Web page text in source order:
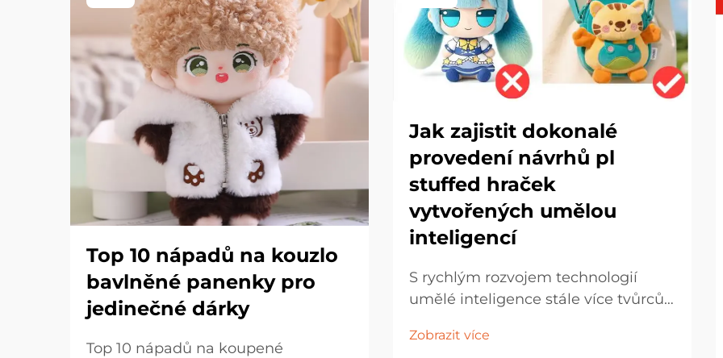
Top 10 nápadů na kouzlo
bavlněné panenky pro
jedinečné dárky
Top 10 nápadů na koupené
Jak zajistit dokonalé
provedení návrhů pl
stuffed hraček
vytvořených umělou
inteligencí
S rychlým rozvojem technologií
umělé inteligence stále více tvůrců
sériovou výrobu plush hraček. Při
Zobrazit více